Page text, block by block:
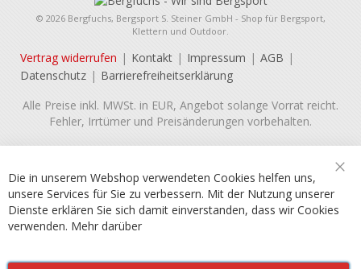
© 2026 Bergfuchs, Bergsport S. Steiner GmbH - Shop für Bergsport,
Klettern und Outdoor.
Vertrag widerrufen Kontakt Impressum
AGB
Datenschutz
Barrierefreiheitserklärung
Alle Preise inkl. MWSt. in EUR, Angebot solange Vorrat reicht.
Fehler, Irrtümer und Preisänderungen vorbehalten.
Die in unserem Webshop verwendeten Cookies helfen uns,
unsere Services für Sie zu verbessern. Mit der Nutzung unserer
Dienste erklären Sie sich damit einverstanden, dass wir Cookies
verwenden. Mehr darüber